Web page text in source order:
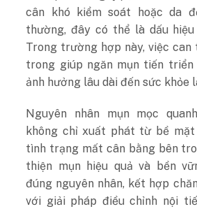
cân khó kiểm soát hoặc da
thường, đây có thể là dấu
Trong trường hợp này, việc
trong giúp ngăn mụn tiến triển
ảnh hưởng lâu dài đến sức khỏe
Nguyên nhân mụn mọc
không chỉ xuất phát từ bề mặt
tình trạng mất cân bằng bên
thiện mụn hiệu quả và bền
đúng nguyên nhân, kết hợp
với giải pháp điều chỉnh nội